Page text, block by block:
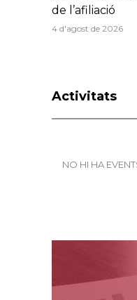
de l’afiliació
4 d'agost de 2026
Activitats
NO HI HA